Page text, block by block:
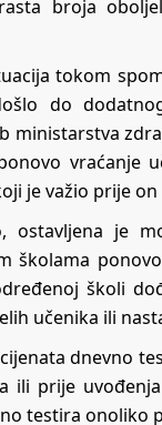
broja
tokom
do
ministarstva
vraćanje
je važio prije
ostavljena je
školama
školi
učenika ili
dnevno
ili prije
testira onoliko